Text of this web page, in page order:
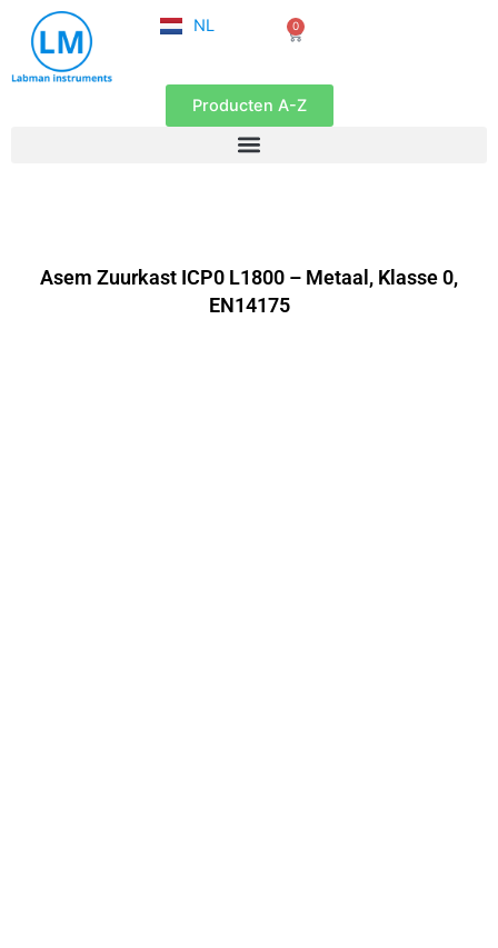
naar
NL
EN
0
Winkelwagen
Producten A-Z
Asem Zuurkast ICP0 L1800 – Metaal, Klasse 0,
EN14175